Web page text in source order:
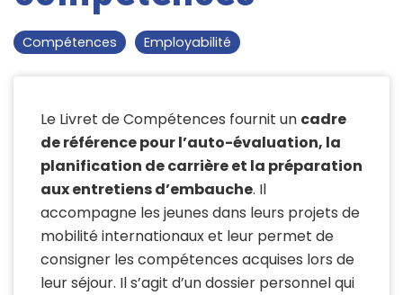
Compétences Employabilité
Le Livret de Compétences fournit un cadre
de référence pour l’auto-évaluation, la
planification de carrière et la préparation
aux entretiens d’embauche. Il
accompagne les jeunes dans leurs projets de
mobilité internationaux et leur permet de
consigner les compétences acquises lors de
leur séjour. Il s’agit d’un dossier personnel qui